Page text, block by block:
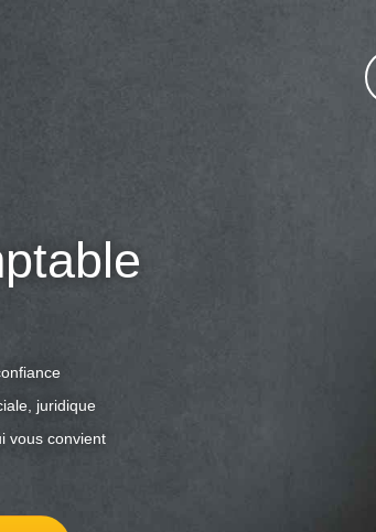
juridique
vous convient